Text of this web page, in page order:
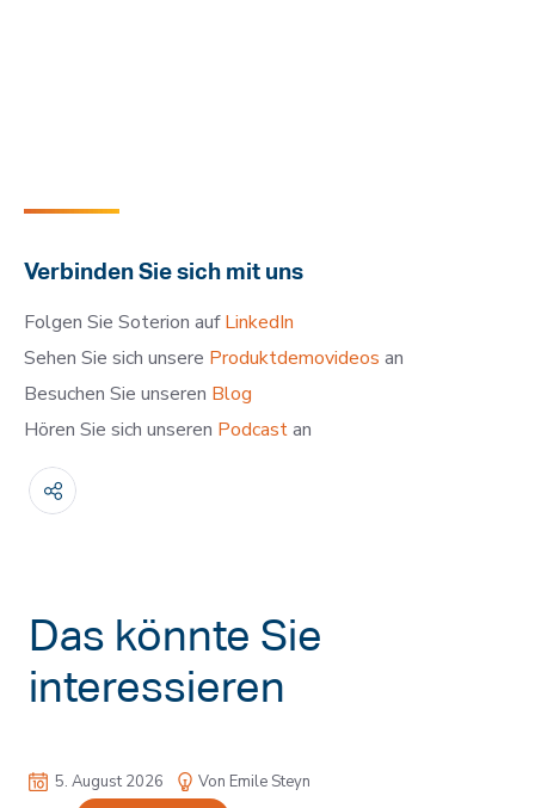
Verbinden Sie sich mit uns
Folgen Sie Soterion aufLinkedIn
Sehen Sie sich unsere Produktdemovideos an
Besuchen Sie unseren Blog
Hören Sie sich unseren Podcastan
Das könnte Sie
interessieren
Von Emile Steyn
5. August 2026